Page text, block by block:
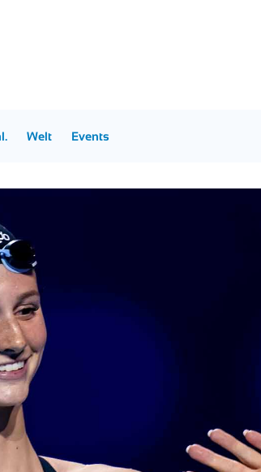
Welt Events